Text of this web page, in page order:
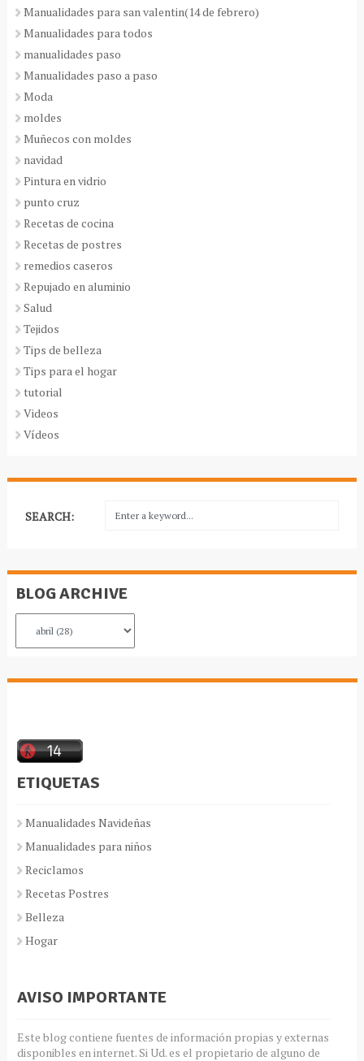
Manualidades para san valentin(14 de febrero)
Manualidades para todos
manualidades paso
Manualidades paso a paso
Moda
moldes
Muñecos con moldes
navidad
Pintura en vidrio
punto cruz
Recetas de cocina
Recetas de postres
remedios caseros
Repujado en aluminio
Salud
Tejidos
Tips de belleza
Tips para el hogar
tutorial
Videos
Vídeos
SEARCH:
BLOG ARCHIVE
ETIQUETAS
Manualidades Navideñas
Manualidades para niños
Reciclamos
Recetas Postres
Belleza
Hogar
AVISO IMPORTANTE
Este blog contiene fuentes de información propias y externas
disponibles en internet. Si Ud. es el propietario de alguno de